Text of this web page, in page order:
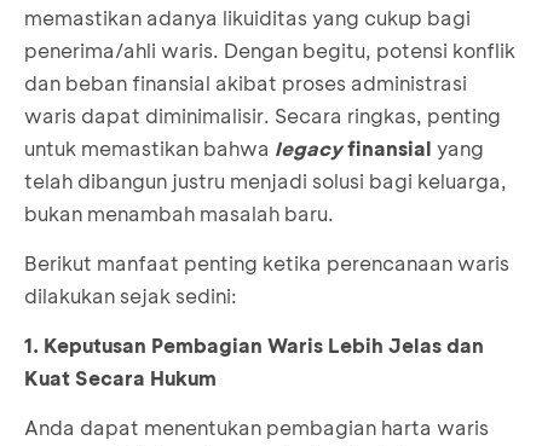
memastikan adanya likuiditas yang cukup bagi
penerima/ahli waris. Dengan begitu, potensi konflik
dan beban finansial akibat proses administrasi
waris dapat diminimalisir. Secara ringkas, penting
untuk memastikan bahwa legacyfinansial yang
telah dibangun justru menjadi solusi bagi keluarga,
bukan menambah masalah baru.
Berikut manfaat penting ketika perencanaan waris
dilakukan sejak sedini:
1. Keputusan Pembagian Waris Lebih Jelas dan
Kuat Secara Hukum
Anda dapat menentukan pembagian harta waris